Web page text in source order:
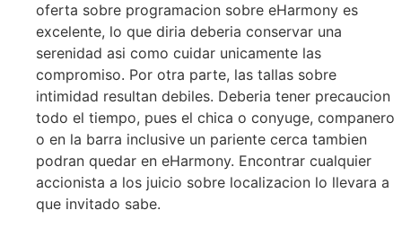
oferta sobre programacion sobre eHarmony es
excelente, lo que diri­a deberia conservar una
serenidad asi­ como cuidar unicamente las
compromiso. Por otra parte, las tallas sobre
intimidad resultan debiles. Deberia tener precaucion
todo el tiempo, pues el chica o conyuge, companero
o en la barra inclusive un pariente cerca tambien
podran quedar en eHarmony. Encontrar cualquier
accionista a los juicio sobre localizacion lo llevara a
que invitado sabe.